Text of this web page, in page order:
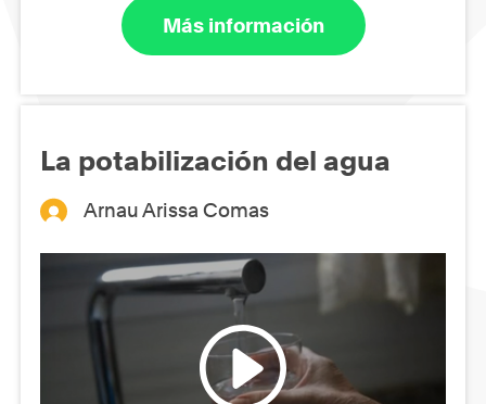
Más información
La potabilización del agua
Arnau Arissa Comas